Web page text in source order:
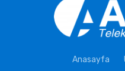
Anasayfa